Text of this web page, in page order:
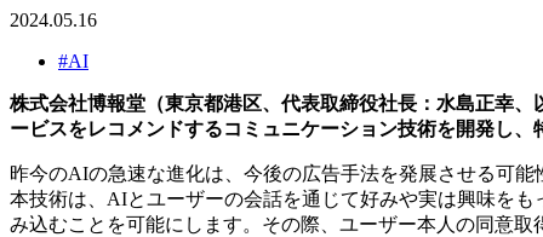
2024.05.16
#AI
株式会社博報堂（東京都港区、代表取締役社長：水島正幸
ービスをレコメンドするコミュニケーション技術を開発し、
昨今のAIの急速な進化は、今後の広告手法を発展させる可能
本技術は、AIとユーザーの会話を通じて好みや実は興味を
み込むことを可能にします。その際、ユーザー本人の同意